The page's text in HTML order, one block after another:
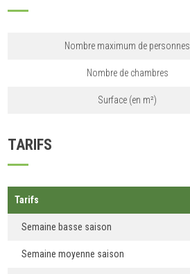
Nombre maximum de personnes
Nombre de chambres
Surface (en m²)
TARIFS
Tarifs
Semaine basse saison
Semaine moyenne saison